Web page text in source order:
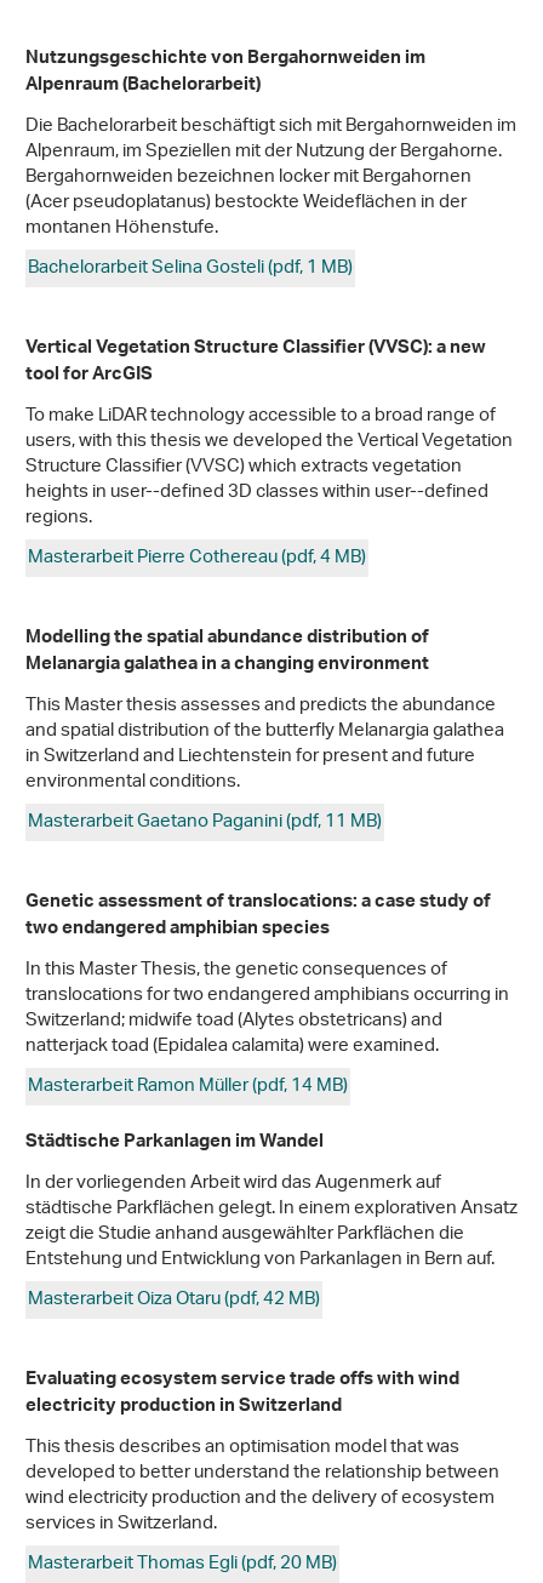
Nutzungsgeschichte von Bergahornweiden im
Alpenraum (Bachelorarbeit)
Die Bachelorarbeit beschäftigt sich mit Bergahornweiden im
Alpenraum, im Speziellen mit der Nutzung der Bergahorne.
Bergahornweiden bezeichnen locker mit Bergahornen
(Acer pseudoplatanus) bestockte Weideflächen in der
montanen Höhenstufe.
Bachelorarbeit Selina Gosteli (pdf, 1 MB)
Vertical Vegetation Structure Classifier (VVSC): a new
tool for ArcGIS
To make LiDAR technology accessible to a broad range of
users, with this thesis we developed the Vertical Vegetation
Structure Classifier (VVSC) which extracts vegetation
heights in user-­‐defined 3D classes within user-­‐defined
regions.
Masterarbeit Pierre Cothereau (pdf, 4 MB)
Modelling the spatial abundance distribution of
Melanargia galathea in a changing environment
This Master thesis assesses and predicts the abundance
and spatial distribution of the butterfly Melanargia galathea
in Switzerland and Liechtenstein for present and future
environmental conditions.
Masterarbeit Gaetano Paganini (pdf, 11 MB)
Genetic assessment of translocations: a case study of
two endangered amphibian species
In this Master Thesis, the genetic consequences of
translocations for two endangered amphibians occurring in
Switzerland; midwife toad (Alytes obstetricans) and
natterjack toad (Epidalea calamita) were examined.
Masterarbeit Ramon Müller (pdf, 14 MB)
Städtische Parkanlagen im Wandel
In der vorliegenden Arbeit wird das Augenmerk auf
städtische Parkflächen gelegt. In einem explorativen Ansatz
zeigt die Studie anhand ausgewählter Parkflächen die
Entstehung und Entwicklung von Parkanlagen in Bern auf.
Masterarbeit Oiza Otaru (pdf, 42 MB)
Evaluating ecosystem service trade offs with wind
electricity production in Switzerland
This thesis describes an optimisation model that was
developed to better understand the relationship between
wind electricity production and the delivery of ecosystem
services in Switzerland.
Masterarbeit Thomas Egli (pdf, 20 MB)